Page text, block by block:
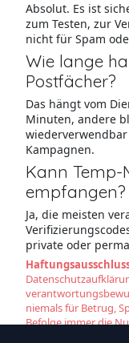
Absolut. Es ist
zum Testen, zur
nicht für Spam
Wie lange
Postfächer?
Das hängt vom
Minuten, andere
Kampagnen.
Kann Temp-
empfangen?
Ja, die meisten
private oder
niemals für Betrug,
Befolge immer die